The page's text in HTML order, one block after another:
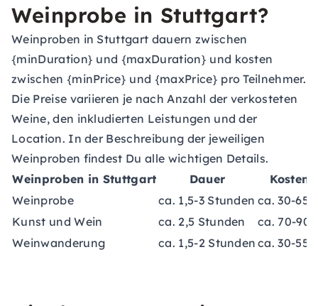
Weinprobe in Stuttgart?
Weinproben in Stuttgart dauern zwischen
{minDuration} und {maxDuration} und kosten
zwischen {minPrice} und {maxPrice} pro Teilnehmer.
Die Preise variieren je nach Anzahl der verkosteten
Weine, den inkludierten Leistungen und der
Location. In der Beschreibung der jeweiligen
Weinproben findest Du alle wichtigen Details.
Weinproben in Stuttgart
Dauer
Kosten
Weinprobe
ca. 1,5-3 Stunden ca. 30-65
Kunst und Wein
ca. 2,5 Stunden
ca. 70-90
Weinwanderung
ca. 1,5-2 Stunden ca. 30-55